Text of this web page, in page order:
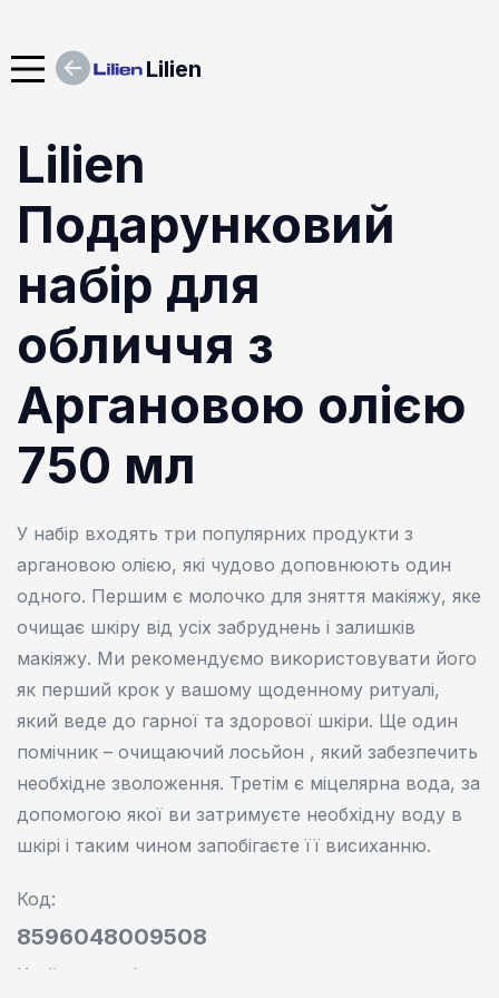
Lilien
Lilien
Подарунковий
набір для
обличчя з
Аргановою олією
750 мл
У набір входять три популярних продукти з
аргановою олією, які чудово доповнюють один
одного. Першим є молочко для зняття макіяжу, яке
очищає шкіру від усіх забруднень і залишків
макіяжу. Ми рекомендуємо використовувати його
як перший крок у вашому щоденному ритуалі,
який веде до гарної та здорової шкіри. Ще один
помічник – очищаючий лосьйон , який забезпечить
необхідне зволоження. Третім є міцелярна вода, за
допомогою якої ви затримуєте необхідну воду в
шкірі і таким чином запобігаєте її висиханню.
Код:
8596048009508
Країна виробник: